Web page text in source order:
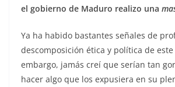
el gobierno de Maduro realizo una
Ya ha habido bastantes señales de
descomposición ética y política de
embargo, jamás creí que serían tan
hacer algo que los expusiera en su